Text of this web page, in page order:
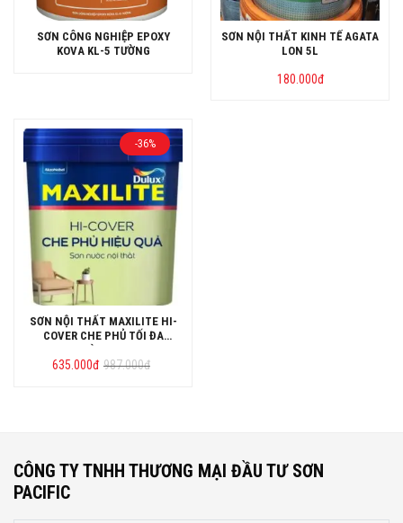
SƠN CÔNG NGHIỆP EPOXY
KOVA KL-5 TƯỜNG
SƠN NỘI THẤT KINH TẾ AGATA
LON 5L
180.000đ
-36%
SƠN NỘI THẤT MAXILITE HI-
COVER CHE PHỦ TỐI ĐA
THÙNG 15L
987.000đ
Giá
635.000đ Giá
CÔNG TY TNHH THƯƠNG MẠI ĐẦU TƯ SƠN
PACIFIC